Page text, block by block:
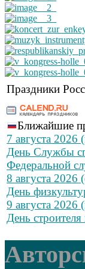
Праздники
Ближайшие
7 августа 2026
День Службы
Федеральной
8 августа 2026
День
9 августа 2026
День